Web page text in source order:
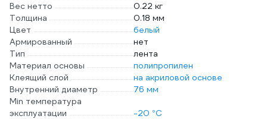
Вес нетто
0.22 кг
Толщина
0.18 мм
Цвет
белый
Армированный
нет
Тип
лента
Материал основы
полипропилен
Клеящий слой
на акриловой основе
Внутренний диаметр
76 мм
Min температура
эксплуатации
-20 °С